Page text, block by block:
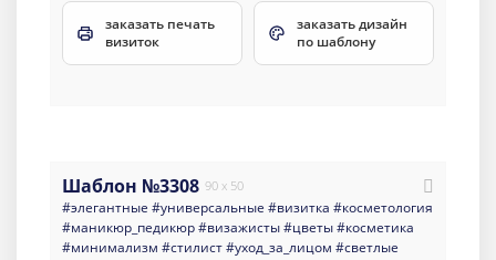
заказать печать
визиток
заказать дизайн
по шаблону
Шаблон №3308 90 x 50
#элегантные #универсальные #визитка #косметология
#маникюр_педикюр#визажисты#цветы#косметика
#минимализм #стилист#уход_за_лицом #светлые